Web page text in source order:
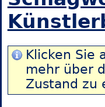
Klicken Sie
mehr über
Zustand zu